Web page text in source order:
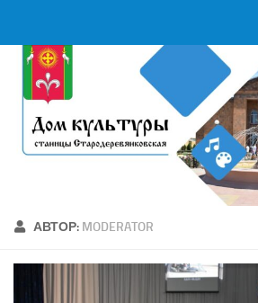
АВТОР: MODERATOR